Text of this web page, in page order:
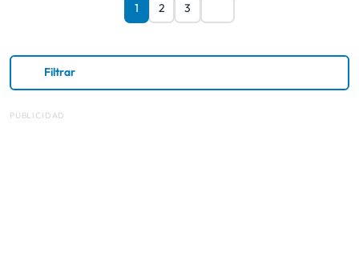
1 2 3
Filtrar
PUBLICIDAD